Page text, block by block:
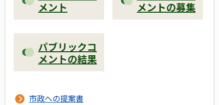
メント
メントの募集
パブリックコ
メントの結果
市政への提案書